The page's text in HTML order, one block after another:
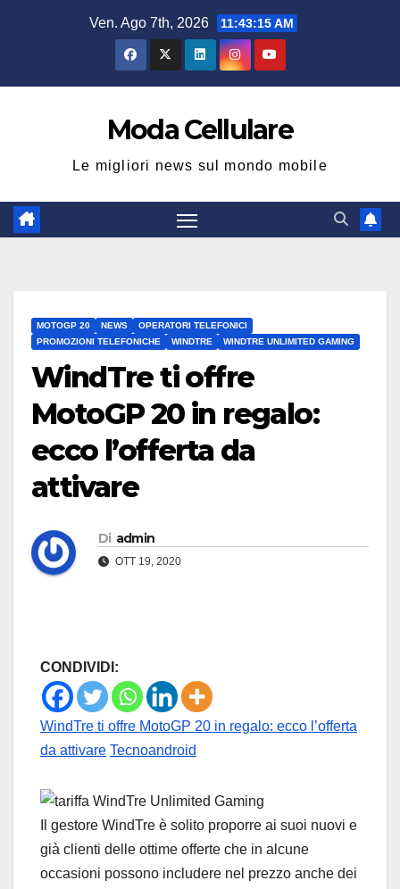
Ven. Ago 7th, 2026 11:43:15 AM
Moda Cellulare
Le migliori news sul mondo mobile
MOTOGP 20 NEWS
OPERATORI TELEFONICI
PROMOZIONI TELEFONICHE
WINDTRE WINDTRE UNLIMITED GAMING
WindTre ti offre
MotoGP 20 in regalo:
ecco l’offerta da
attivare
Di admin
OTT 19, 2020
CONDIVIDI:
WindTre ti offre MotoGP 20 in regalo: ecco l’offerta
da attivare Tecnoandroid
Il gestore WindTre è solito proporre ai suoi nuovi e
già clienti delle ottime offerte che in alcune
occasioni possono includere nel prezzo anche dei